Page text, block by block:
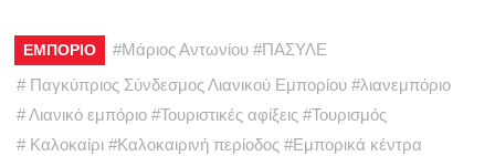
ΕΜΠΟΡΙΟ #Μάριος Αντωνίου #ΠΑΣΥΛΕ
# Παγκύπριος Σύνδεσμος Λιανικού Εμπορίου #λιανεμπόριο
#Λιανικό εμπόριο #Τουριστικές αφίξεις #Τουρισμός
# Καλοκαίρι #Καλοκαιρινή περίοδος #Εμπορικά κέντρα